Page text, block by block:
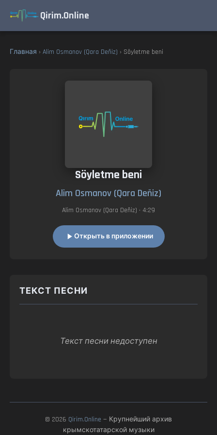
Qirim.Online
Главная › Alim Osmanov (Qara Deñiz) › Söyletme beni
Söyletme beni
Alim Osmanov (Qara Deñiz)
Alim Osmanov (Qara Deñiz) • 4:29
Открыть в приложении
ТЕКСТ ПЕСНИ
Текст песни недоступен
© 2026 Qirim.Online — Крупнейший архив
крымскотатарской музыки